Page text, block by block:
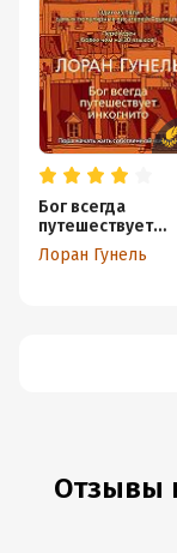
Бог всегда
путешествует
инкогнито
Лоран Гунель
Отзывы